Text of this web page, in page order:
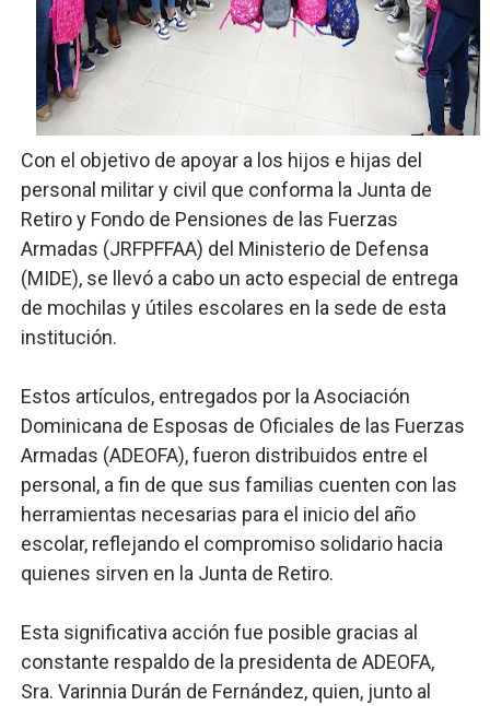
Candidato a presidente del Colegio de Notarios hace
Digecac realizará Primer Festival de Plantas 2026
Josefa Castillo: Liderazgo y Transformación Social al
Lee Ballester a los que se forman como agentes
Operativo Interinstitucional “Compromiso Ambiental
Con el objetivo de apoyar a los hijos e hijas del
personal militar y civil que conforma la Junta de
Retiro y Fondo de Pensiones de las Fuerzas
Armadas (JRFPFFAA) del Ministerio de Defensa
(MIDE), se llevó a cabo un acto especial de entrega
de mochilas y útiles escolares en la sede de esta
institución.
Estos artículos, entregados por la Asociación
Dominicana de Esposas de Oficiales de las Fuerzas
Armadas (ADEOFA), fueron distribuidos entre el
personal, a fin de que sus familias cuenten con las
herramientas necesarias para el inicio del año
escolar, reflejando el compromiso solidario hacia
quienes sirven en la Junta de Retiro.
Esta significativa acción fue posible gracias al
constante respaldo de la presidenta de ADEOFA,
Sra. Varinnia Durán de Fernández, quien, junto al